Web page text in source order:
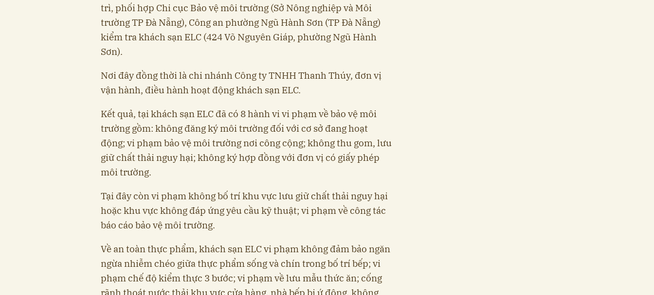
trì, phối hợp Chi cục Bảo vệ môi trường (Sở Nông nghiệp và Môi
trường TP Đà Nẵng), Công an phường Ngũ Hành Sơn (TP Đà Nẵng)
kiểm tra khách sạn ELC (424 Võ Nguyên Giáp, phường Ngũ Hành
Sơn).
Nơi đây đồng thời là chi nhánh Công ty TNHH Thanh Thúy, đơn vị
vận hành, điều hành hoạt động khách sạn ELC.
Kết quả, tại khách sạn ELC đã có 8 hành vi vi phạm về bảo vệ môi
trường gồm: không đăng ký môi trường đối với cơ sở đang hoạt
động; vi phạm bảo vệ môi trường nơi công cộng; không thu gom, lưu
giữ chất thải nguy hại; không ký hợp đồng với đơn vị có giấy phép
môi trường.
Tại đây còn vi phạm không bố trí khu vực lưu giữ chất thải nguy hại
hoặc khu vực không đáp ứng yêu cầu kỹ thuật; vi phạm về công tác
báo cáo bảo vệ môi trường.
Về an toàn thực phẩm, khách sạn ELC vi phạm không đảm bảo ngăn
ngừa nhiễm chéo giữa thực phẩm sống và chín trong bố trí bếp; vi
phạm chế độ kiểm thực 3 bước; vi phạm về lưu mẫu thức ăn; cống